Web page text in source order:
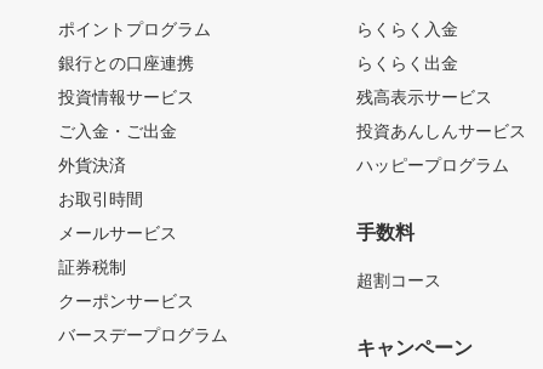
ポイントプログラム
銀行との口座連携
投資情報サービス
ご入金・ご出金
外貨決済
お取引時間
メールサービス
証券税制
クーポンサービス
バースデープログラム
らくらく入金
らくらく出金
残高表示サービス
投資あんしんサービス
ハッピープログラム
手数料
超割コース
キャンペーン